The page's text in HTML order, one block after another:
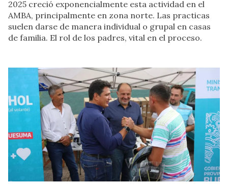
2025 creció exponencialmente esta actividad en el
AMBA, principalmente en zona norte. Las practicas
suelen darse de manera individual o grupal en casas
de familia. El rol de los padres, vital en el proceso.